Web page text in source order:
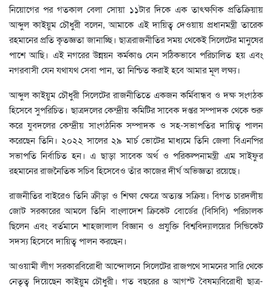
নিয়োগের পর গতকাল বেলা সোয়া ১১টার দিকে এক তাৎক্ষণিক প্রতিক্রিয়ায়
আব্দুল কাইয়ুম চৌধুরী বলেন, আমাকে এই দায়িত্ব দেওয়ায় প্রধানমন্ত্রী তারেক
রহমানের প্রতি কৃতজ্ঞতা জানাচ্ছি। ছাত্ররাজনীতির সময় থেকেই সিলেটের মানুষের
পাশে আছি। এই নগরের উন্নয়ন কর্মকাণ্ড যেন সঠিকভাবে পরিচালিত হয় এবং
নগরবাসী যেন যথাযথ সেবা পান, তা নিশ্চিত করাই হবে আমার মূল লক্ষ্য।
আব্দুল কাইয়ুম চৌধুরী সিলেটের রাজনীতিতে একজন কর্মিবান্ধব ও দক্ষ সংগঠক
হিসেবে সুপরিচিত। ছাত্রদলের কেন্দ্রীয় কমিটির সাবেক দপ্তর সম্পাদক থেকে শুরু
করে যুবদলের কেন্দ্রীয় সাংগঠনিক সম্পাদক ও সহ-সভাপতির দায়িত্ব পালন
করেছেন তিনি। ২০২২ সালের ২৯ মার্চ ভোটের মাধ্যমে তিনি জেলা বিএনপির
সভাপতি নির্বাচিত হন। এ ছাড়া সাবেক অর্থ ও পরিকল্পনামন্ত্রী এম সাইফুর
রহমানের রাজনৈতিক সচিব হিসেবেও তাঁর কাজের দীর্ঘ অভিজ্ঞতা রয়েছে।
রাজনীতির বাইরেও তিনি ক্রীড়া ও শিক্ষা ক্ষেত্রে অত্যন্ত সক্রিয়। বিগত চারদলীয়
জোট সরকারের আমলে তিনি বাংলাদেশ ক্রিকেট বোর্ডের (বিসিবি) পরিচালক
ছিলেন এবং বর্তমানে শাহজালাল বিজ্ঞান ও প্রযুক্তি বিশ্ববিদ্যালয়ের সিন্ডিকেট
সদস্য হিসেবে দায়িত্ব পালন করছেন।
আওয়ামী লীগ সরকারবিরোধী আন্দোলনে সিলেটের রাজপথে সামনের সারি থেকে
নেতৃত্ব দিয়েছেন কাইয়ুম চৌধুরী। গত বছরের ৪ আগস্ট বৈষম্যবিরোধী ছাত্র-